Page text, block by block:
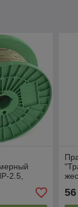
2.5,
катушка
56